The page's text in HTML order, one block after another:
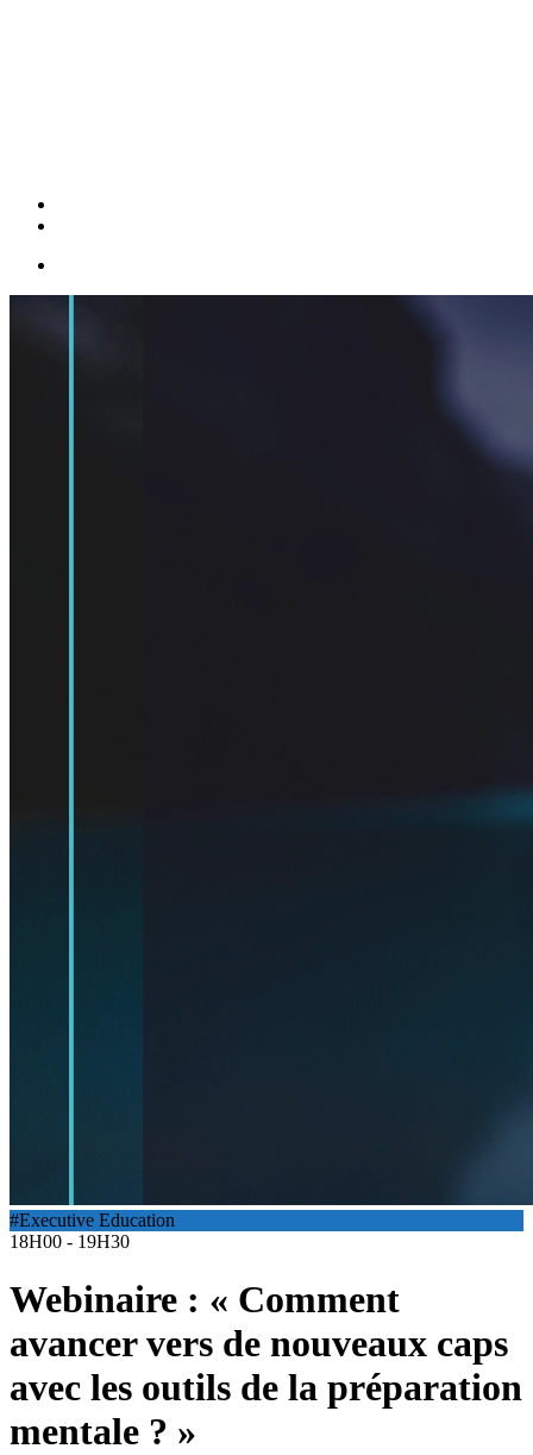
#Executive Education
18H00 - 19H30
Webinaire : « Comment
avancer vers de nouveaux caps
avec les outils de la préparation
mentale ? »